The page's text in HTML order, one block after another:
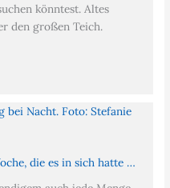
könntest. Altes
den großen Teich.
die es in sich hatte …